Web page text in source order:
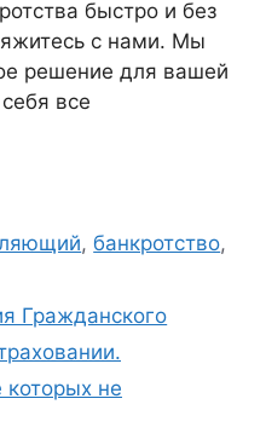
быстро и без
с нами. Мы
решение для вашей
все
,банкротство,
Гражданского
которых не